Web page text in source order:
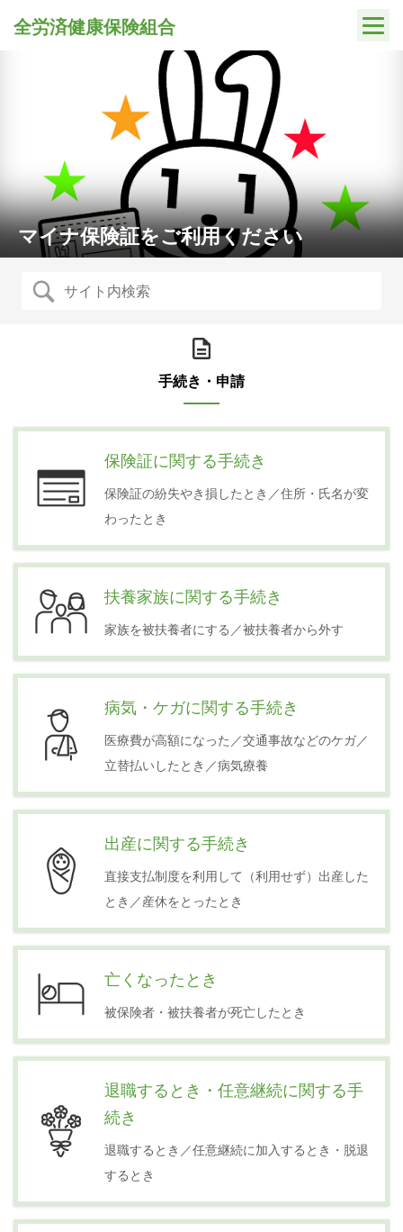
全労済健康保険組合
マイナ保険証をご利用ください
手続き・申請
保険証に関する手続き
保険証の紛失やき損したとき／住所・氏名が変
わったとき
扶養家族に関する手続き
家族を被扶養者にする／被扶養者から外す
病気・ケガに関する手続き
医療費が高額になった／交通事故などのケガ／
立替払いしたとき／病気療養
出産に関する手続き
直接支払制度を利用して（利用せず）出産した
とき／産休をとったとき
亡くなったとき
被保険者・被扶養者が死亡したとき
退職するとき・任意継続に関する手
続き
退職するとき／任意継続に加入するとき・脱退
するとき